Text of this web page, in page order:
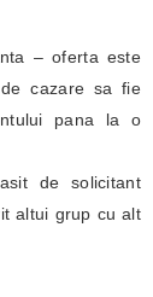
– oferta este
cazare sa fie
pana la o
de solicitant
altui grup cu alt